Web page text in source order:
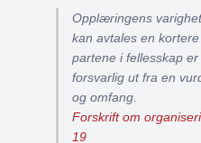
Opplæringens
kan avtales en
partene i fellesskap
forsvarlig ut fra en
og omfang.
Forskrift om
19